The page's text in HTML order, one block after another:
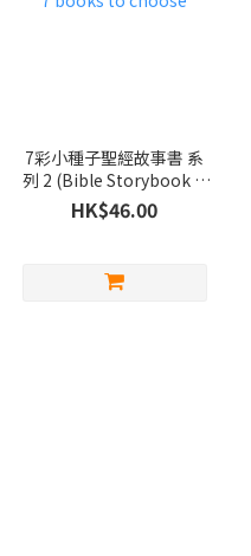
7彩小種子聖經故事書 系
列 2 (Bible Storybook &
Scripture Card - in
Chinese) 7 books to
HK$46.00